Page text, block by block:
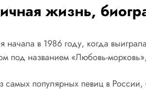
жизнь,
в 1986 году, когда
под названием «Любовь-
самых популярных певиц в